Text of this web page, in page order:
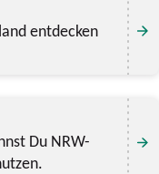
entdecken
Du NRW-